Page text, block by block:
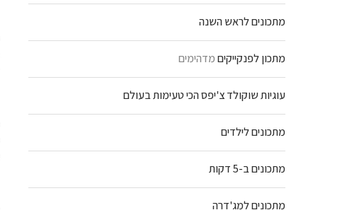
מתכונים לראש השנה
מתכון לפנקייקיםמדהימים
עוגיות שוקולד צ'יפס הכי טעימות בעולם
מתכונים לילדים
מתכונים ב-5 דקות
מתכונים למג'דרה